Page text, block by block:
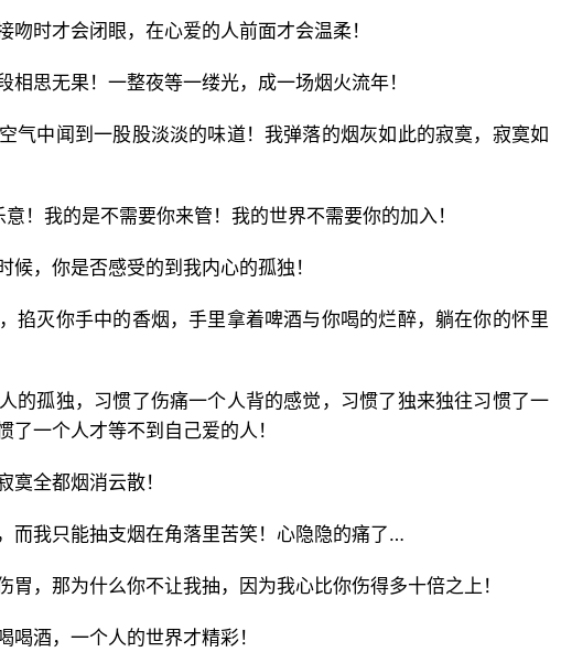
时才会闭眼，在心爱的人前面才会温柔！
思无果！一整夜等一缕光，成一场烟火流年！
气中闻到一股股淡淡的味道！我弹落的烟灰如此的寂寞，寂寞如
！我的是不需要你来管！我的世界不需要你的加入！
，你是否感受的到我内心的孤独！
掐灭你手中的香烟，手里拿着啤酒与你喝的烂醉，躺在你的怀里
的孤独，习惯了伤痛一个人背的感觉，习惯了独来独往习惯了一
一个人才等不到自己爱的人！
寞全都烟消云散！
而我只能抽支烟在角落里苦笑！心隐隐的痛了…
胃，那为什么你不让我抽，因为我心比你伤得多十倍之上！
酒，一个人的世界才精彩！